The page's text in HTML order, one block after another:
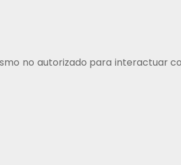
no autorizado para interactuar